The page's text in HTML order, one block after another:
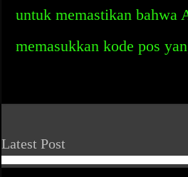
untuk memastikan bahwa
memasukkan kode pos
Latest Post